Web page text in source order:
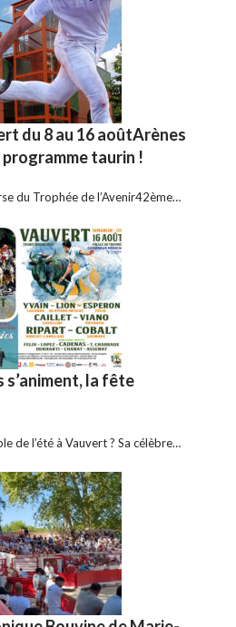
du 8 au 16 aoûtArènes
programme taurin !
du Trophée de l’Avenir42ème…
la fête
de l’été à Vauvert ? Sa célèbre…